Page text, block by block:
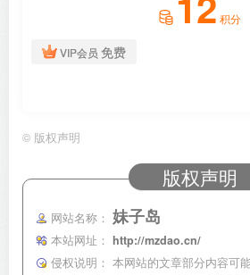
积分
VIP会员 免费
© 版权声明
版权声明
网站名称： 妹子岛
本站网址：
http://mzdao.cn/
侵权说明： 本网站的文章部分内容可